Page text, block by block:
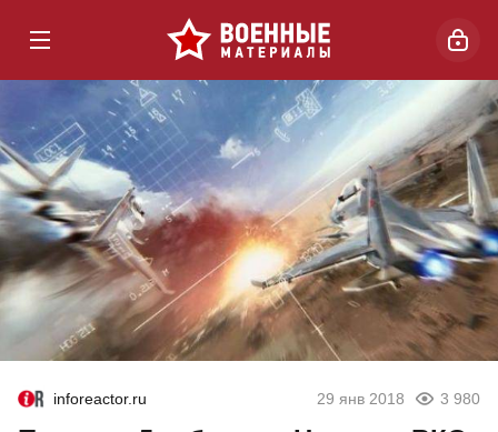
inforeactor.ru 29 янв 2018 3 980